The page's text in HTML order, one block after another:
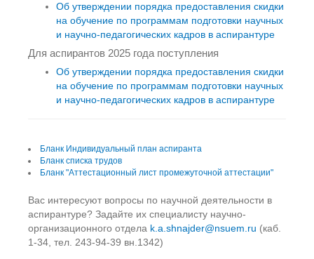
Об утверждении порядка предоставления скидки
на обучение по программам подготовки научных
и научно-педагогических кадров в аспирантуре
Для аспирантов 2025 года поступления
Об утверждении порядка предоставления скидки
на обучение по программам подготовки научных
и научно-педагогических кадров в аспирантуре
Бланк Индивидуальный план аспиранта
Бланк списка трудов
Бланк "Аттестационный лист промежуточной аттестации"
Вас интересуют вопросы по научной деятельности в
аспирантуре? Задайте их специалисту научно-
организационного отдела k.a.shnajder@nsuem.ru (каб.
1-34, тел. 243-94-39 вн.1342)